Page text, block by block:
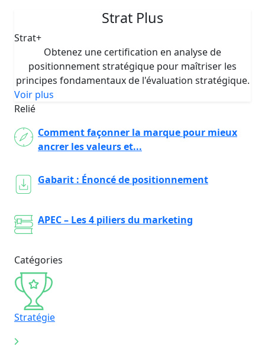
Strat Plus
Strat+
Obtenez une certification en analyse de
positionnement stratégique pour maîtriser les
principes fondamentaux de l'évaluation stratégique.
Voir plus
Relié
Comment façonner la marque pour mieux
ancrer les valeurs et...
Gabarit : Énoncé de positionnement
APEC – Les 4 piliers du marketing
Catégories
Stratégie